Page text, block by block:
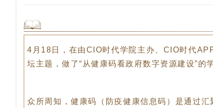
4月18日，在由CIO时代学院主办、CIO时代
坛主题，做了“从健康码看政府数字资源建设”的
众所周知，健康码（防疫健康信息码）是通过